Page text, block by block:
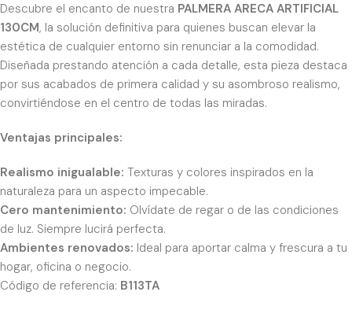
Descubre el encanto de nuestra PALMERA ARECA ARTIFICIAL
130CM, la solución definitiva para quienes buscan elevar la
estética de cualquier entorno sin renunciar a la comodidad.
Diseñada prestando atención a cada detalle, esta pieza destaca
por sus acabados de primera calidad y su asombroso realismo,
convirtiéndose en el centro de todas las miradas.
Ventajas principales:
Realismo inigualable: Texturas y colores inspirados en la
naturaleza para un aspecto impecable.
Cero mantenimiento: Olvídate de regar o de las condiciones
de luz. Siempre lucirá perfecta.
Ambientes renovados: Ideal para aportar calma y frescura a tu
hogar, oficina o negocio.
Código de referencia: B113TA